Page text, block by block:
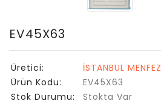
EV45X63
Üretici:
İSTANBUL MENFEZ
Ürün Kodu:
EV45X63
Stok Durumu:
Stokta Var